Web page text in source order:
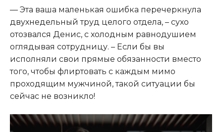
— Эта ваша маленькая ошибка перечеркнула
двухнедельный труд целого отдела, – сухо
отозвался Денис, с холодным равнодушием
оглядывая сотрудницу. – Если бы вы
исполняли свои прямые обязанности вместо
того, чтобы флиртовать с каждым мимо
проходящим мужчиной, такой ситуации бы
сейчас не возникло!